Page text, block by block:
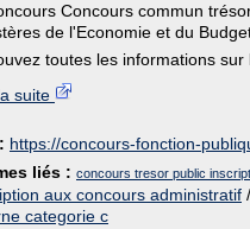
Concours commun
de l'Economie et du
toutes les informations sur
suite
https://concours-fonction-
liés : concours tresor public
aux concours administratif /
categorie c